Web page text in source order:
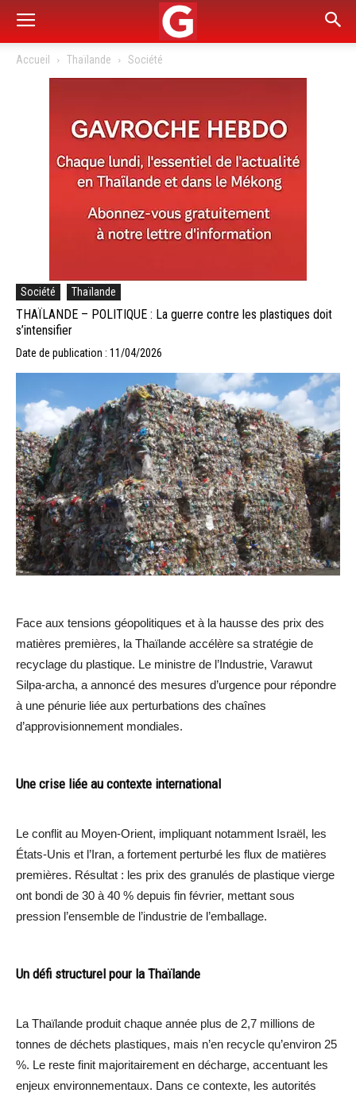
Accueil Thaïlande Société
Société Thaïlande
THAÏLANDE – POLITIQUE : La guerre contre les plastiques doit
s’intensifier
Date de publication : 11/04/2026
Face aux tensions géopolitiques et à la hausse des prix des
matières premières, la Thaïlande accélère sa stratégie de
recyclage du plastique. Le ministre de l’Industrie, Varawut
Silpa-archa, a annoncé des mesures d’urgence pour répondre
à une pénurie liée aux perturbations des chaînes
d’approvisionnement mondiales.
Une crise liée au contexte international
Le conflit au Moyen-Orient, impliquant notamment Israël, les
États-Unis et l’Iran, a fortement perturbé les flux de matières
premières. Résultat : les prix des granulés de plastique vierge
ont bondi de 30 à 40 % depuis fin février, mettant sous
pression l’ensemble de l’industrie de l’emballage.
Un défi structurel pour la Thaïlande
La Thaïlande produit chaque année plus de 2,7 millions de
tonnes de déchets plastiques, mais n’en recycle qu’environ 25
%. Le reste finit majoritairement en décharge, accentuant les
enjeux environnementaux. Dans ce contexte, les autorités